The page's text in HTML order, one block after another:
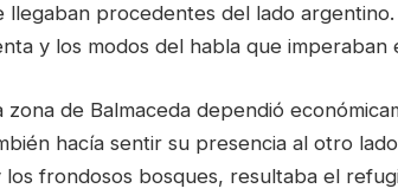
procedentes del lado argentino.
y los modos del habla que imperaban
zona de Balmaceda dependió
hacía sentir su presencia al otro
frondosos bosques, resultaba el